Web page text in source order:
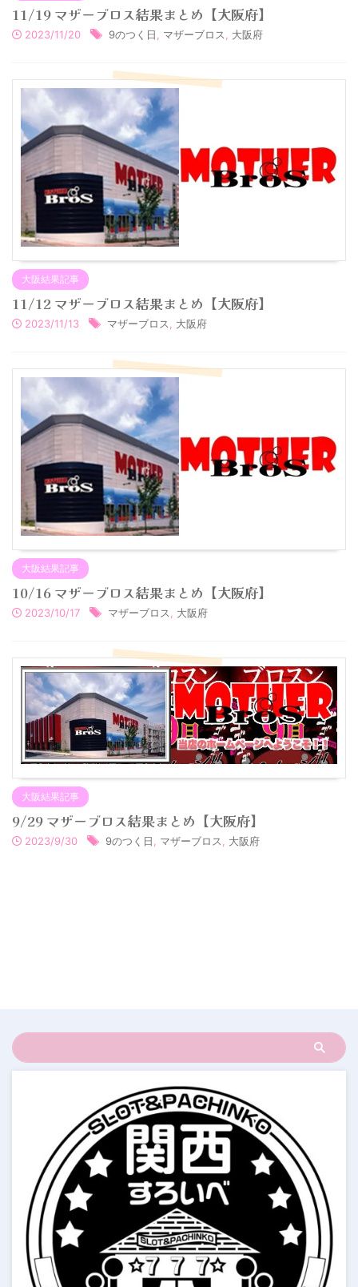
11/19 マザーブロス結果まとめ【大阪府】
2023/11/20 9のつく日 マザーブロス 大阪府
大阪結果記事
11/12 マザーブロス結果まとめ【大阪府】
2023/11/13 マザーブロス 大阪府
大阪結果記事
10/16 マザーブロス結果まとめ【大阪府】
2023/10/17 マザーブロス 大阪府
大阪結果記事
9/29 マザーブロス結果まとめ【大阪府】
2023/9/30 9のつく日 マザーブロス 大阪府